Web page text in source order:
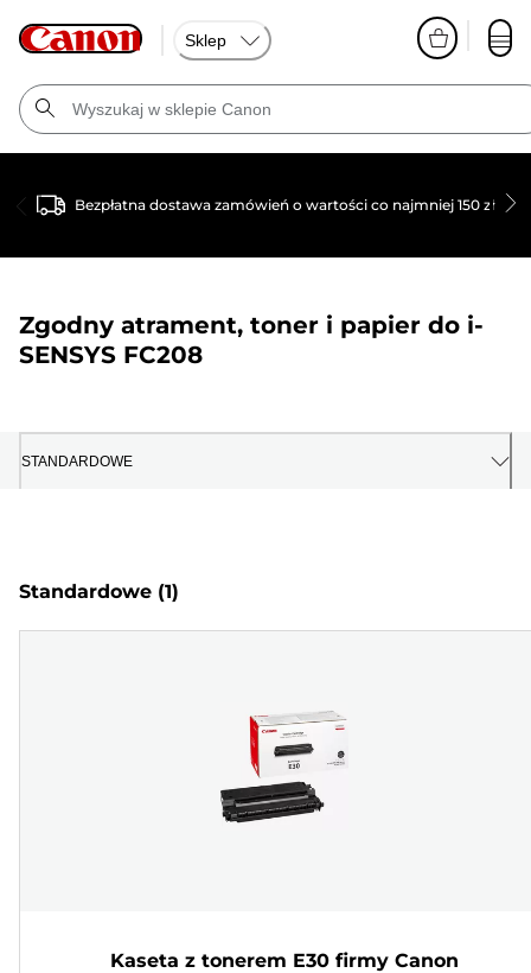
Sklep
Bezpłatna dostawa zamówień o wartości co najmniej 150 zł
Zgodny atrament, toner i papier do i-
SENSYS FC208
STANDARDOWE
Standardowe (1)
Kaseta z tonerem E30 firmy Canon